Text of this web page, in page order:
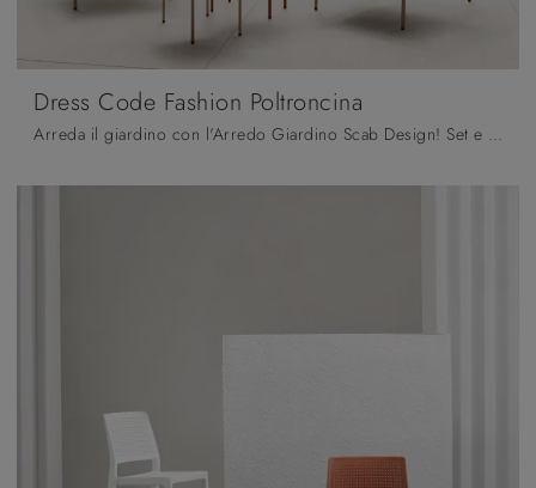
Dress Code Fashion Poltroncina
Arreda il giardino con l'Arredo Giardino Scab Design! Set e poltroncine da giardino in tessuto, come il modello Dress Code Fashion Poltroncina, ti ...